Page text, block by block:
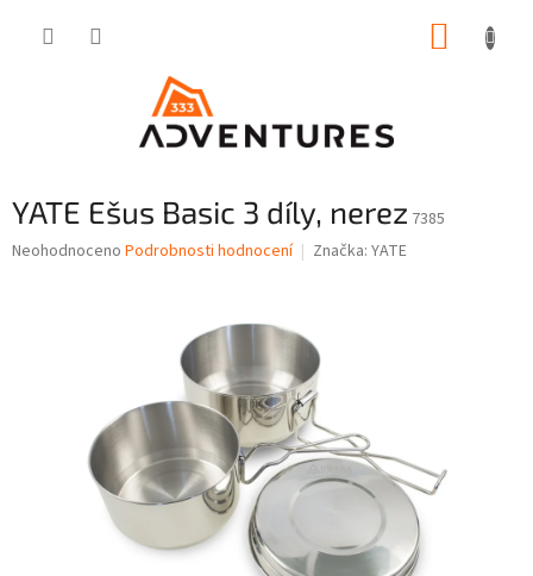
YATE Ešus Basic 3 díly, nerez 7385
Průměrné
Neohodnoceno Podrobnosti hodnocení Značka: YATE